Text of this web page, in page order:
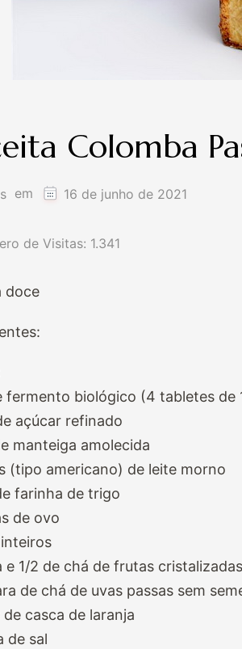
Colomba
em 16 de junho de 2021
de Visitas: 1.341
doce
fermento biológico (4 tabletes de
açúcar refinado
manteiga amolecida
(tipo americano) de leite morno
farinha de trigo
de ovo
e 1/2 de chá de frutas
de chá de uvas passas sem
de casca de laranja
de sal